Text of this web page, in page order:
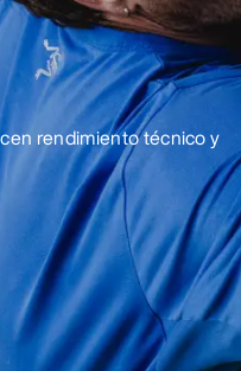
rendimiento técnico y